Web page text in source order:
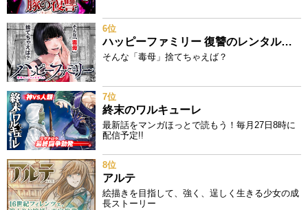
6位
ハッピーファミリー 復讐のレンタルお母さん
そんな「毒母」捨てちゃえば？
7位
終末のワルキューレ
最新話をマンガほっとで読もう！毎月27日8時に
配信予定!!
8位
アルテ
絵描きを目指して、強く、逞しく生きる少女の成
長ストーリー